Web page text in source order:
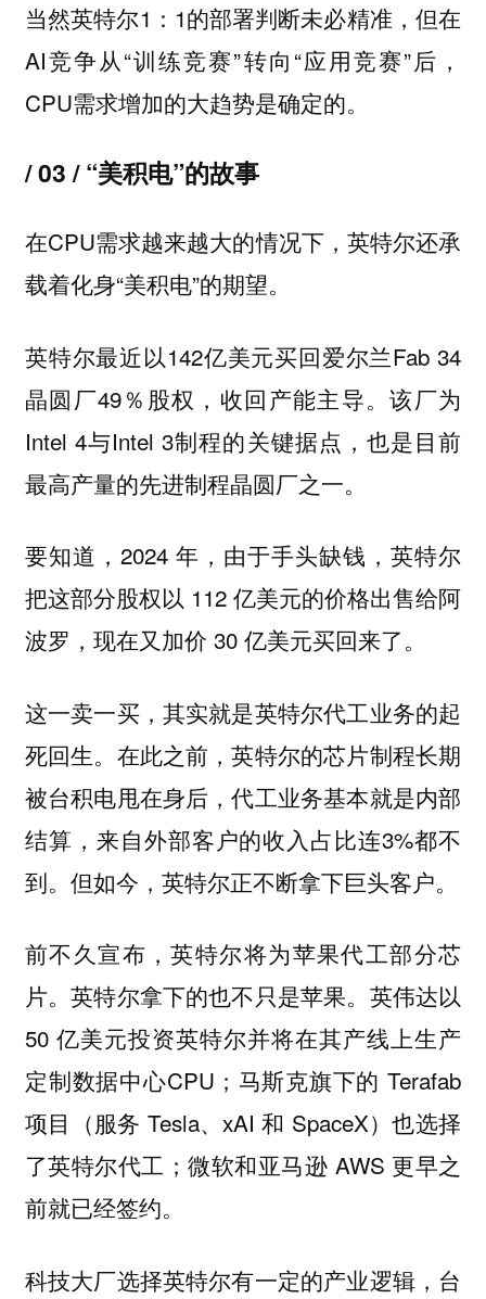
当然英特尔1：1的部署判断未必精准，但在
AI竞争从“训练竞赛”转向“应用竞赛”后，
CPU需求增加的大趋势是确定的。
/ 03 / “美积电”的故事
在CPU需求越来越大的情况下，英特尔还承
载着化身“美积电”的期望。
英特尔最近以142亿美元买回爱尔兰Fab 34
晶圆厂49％股权，收回产能主导。该厂为
Intel 4与Intel 3制程的关键据点，也是目前
最高产量的先进制程晶圆厂之一。
要知道，2024 年，由于手头缺钱，英特尔
把这部分股权以 112 亿美元的价格出售给阿
波罗，现在又加价 30 亿美元买回来了。
这一卖一买，其实就是英特尔代工业务的起
死回生。在此之前，英特尔的芯片制程长期
被台积电甩在身后，代工业务基本就是内部
结算，来自外部客户的收入占比连3%都不
到。但如今，英特尔正不断拿下巨头客户。
前不久宣布，英特尔将为苹果代工部分芯
片。英特尔拿下的也不只是苹果。英伟达以
50 亿美元投资英特尔并将在其产线上生产
定制数据中心CPU；马斯克旗下的 Terafab
项目（服务 Tesla、xAI 和 SpaceX）也选择
了英特尔代工；微软和亚马逊 AWS 更早之
前就已经签约。
科技大厂选择英特尔有一定的产业逻辑，台